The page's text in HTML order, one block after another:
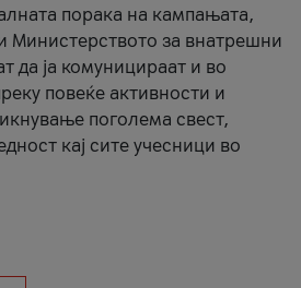
порака на кампањата,
Министерството за внатрешни
да ја комуницираат и во
повеќе активности и
поголема свест,
кај сите учесници во